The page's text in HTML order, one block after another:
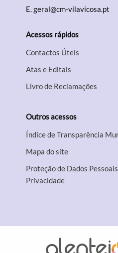
E.geral@cm-vilavicosa.pt
Acessos rápidos
Contactos Úteis
Atas e Editais
Livro de Reclamações
Outros acessos
Índice de Transparência
Mapa do site
Proteção de Dados
Privacidade